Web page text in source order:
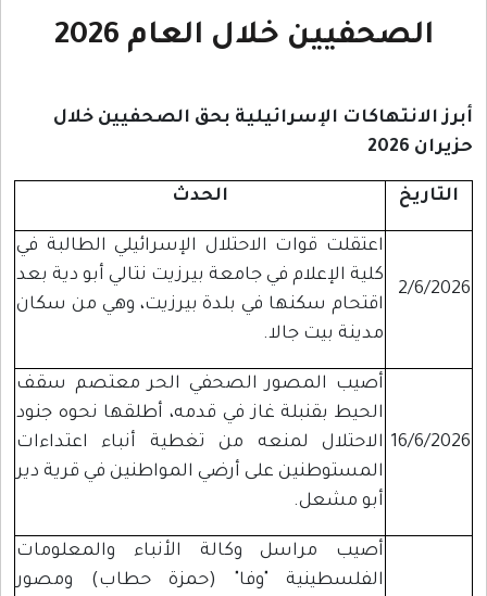
الصحفيين خلال العام 2026
أبرز الانتهاكات الإسرائيلية بحق الصحفيين خلال
حزيران 2026
التاريخ الحدث
2/6/2026
اعتقلت قوات الاحتلال الإسرائيلي الطالبة في
كلية الإعلام في جامعة بيرزيت نتالي أبو دية بعد
اقتحام سكنها في بلدة بيرزيت، وهي من سكان
مدينة بيت جالا.
16/6/2026
أصيب المصور الصحفي الحر معتصم سقف
الحيط بقنبلة غاز في قدمه، أطلقها نحوه جنود
الاحتلال لمنعه من تغطية أنباء اعتداءات
المستوطنين على أرضي المواطنين في قرية دير
أبو مشعل.
أصيب مراسل وكالة الأنباء والمعلومات
الفلسطينية "وفا" (حمزة حطاب) ومصور